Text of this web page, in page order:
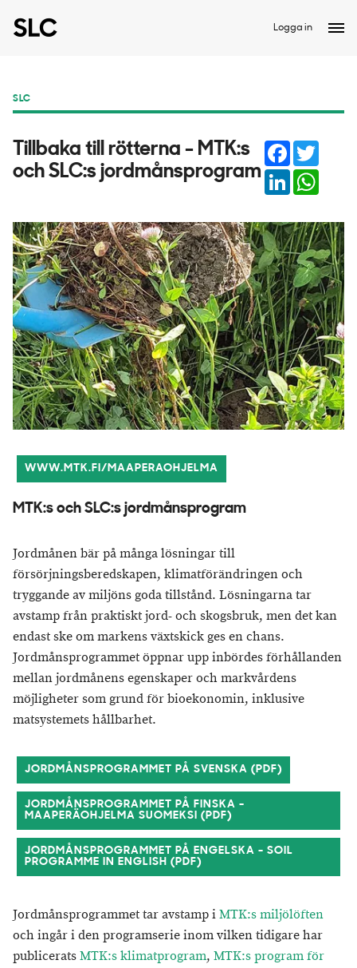
Logga in
SLC
Tillbaka till rötterna - MTK:s
och SLC:s jordmånsprogram
Facebook
LinkedIn
WWW.MTK.FI/MAAPERAOHJELMA
MTK:s och SLC:s jordmånsprogram
Jordmånen bär på många lösningar till
försörjningsberedskapen, klimatförändringen och
tryggande av miljöns goda tillstånd. Lösningarna tar
avstamp från praktiskt jord- och skogsbruk, men det kan
endast ske om markens växtskick ges en chans.
Jordmånsprogrammet öppnar upp inbördes förhållanden
mellan jordmånens egenskaper och markvårdens
möjligheter som grund för bioekonomin, inklusive
matsystemets hållbarhet.
JORDMÅNSPROGRAMMET PÅ SVENSKA (PDF)
JORDMÅNSPROGRAMMET PÅ FINSKA -
MAAPERÄOHJELMA SUOMEKSI (PDF)
JORDMÅNSPROGRAMMET PÅ ENGELSKA - SOIL
PROGRAMME IN ENGLISH (PDF)
Jordmånsprogrammet tar avstamp iMTK:s miljölöften
och ingår i den programserie inom vilken tidigare har
publiceratsMTK:s klimatprogram, MTK:s program för